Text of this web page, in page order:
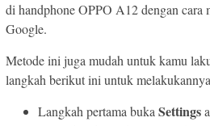
di handphone OPPO A12 dengan cara
Google.
Metode ini juga mudah untuk kamu
langkah berikut ini untuk
Langkah pertama buka Settings